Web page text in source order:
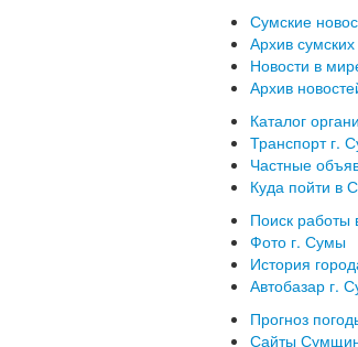
Сумские
Архив
Новости в
Архив
Каталог
Транспорт г.
Частные
Куда пойти в
Поиск работы
Фото г. Сумы
История
Автобазар г.
Прогноз
Сайты